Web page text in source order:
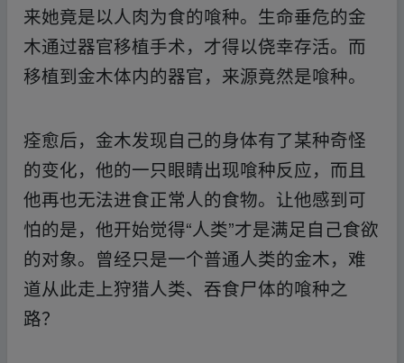
来她竟是以人肉为食的喰种。生命垂危的金
木通过器官移植手术，才得以侥幸存活。而
移植到金木体内的器官，来源竟然是喰种。
痊愈后，金木发现自己的身体有了某种奇怪
的变化，他的一只眼睛出现喰种反应，而且
他再也无法进食正常人的食物。让他感到可
怕的是，他开始觉得“人类”才是满足自己食欲
的对象。曾经只是一个普通人类的金木，难
道从此走上狩猎人类、吞食尸体的喰种之
路？